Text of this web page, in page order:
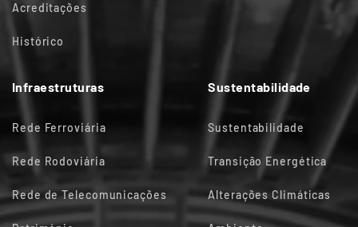
Acreditações
Histórico
Infraestruturas
Rede Ferroviária
Rede Rodoviária
Rede de Telecomunicações
Sustentabilidade
Sustentabilidade
Transição Energética
Alterações Climáticas